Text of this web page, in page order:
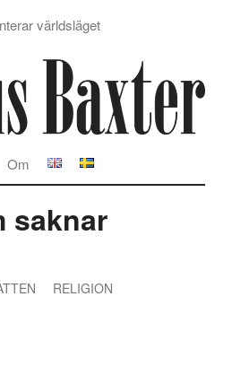
världsläget
Om
saknar
RELIGION